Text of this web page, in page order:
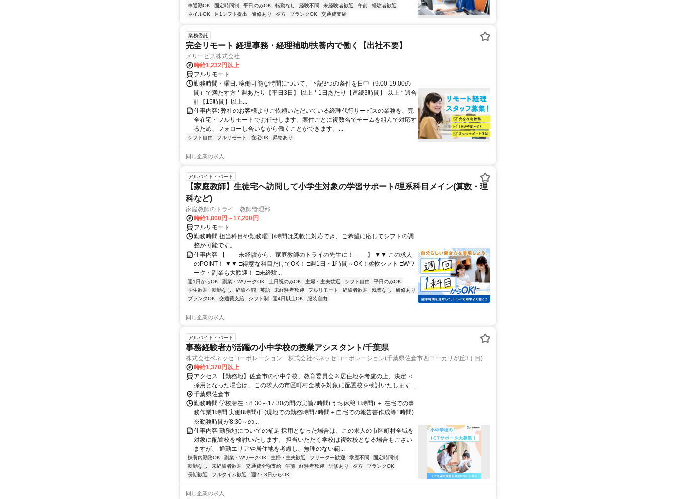
車通勤OK
固定時間制 平日のみOK 転勤なし 経験不問 未経験者歓迎 午前
経験者歓迎
ネイルOK
月1シフト提出 研修あり 夕方 ブランクOK 交通費支給
業務委託
完全リモート 経理事務・経理補助/扶養内で働く【出社不要】
メリービズ株式会社
時給1,232円以上
フルリモート
勤務時間・曜日: 稼働可能な時間について、下記3つの条件を日中（9:00-19:00の
間）で満たす方 * 週あたり【平日3日】 以上 * 1日あたり【連続3時間】 以上 * 週合
計【15時間】以上...
仕事内容: 弊社のお客様よりご依頼いただいている経理代行サービスの業務を、完
全在宅・フルリモートでお任せします。案件ごとに複数名でチームを組んで対応す
るため、フォローし合いながら働くことができます。...
シフト自由 フルリモート 在宅OK 昇給あり
同じ企業の求人
アルバイト・パート
【家庭教師】生徒宅へ訪問して小学生対象の学習サポート/理系科目メイン(算数・理
科など)
家庭教師のトライ 教師管理部
時給1,800円～17,200円
フルリモート
勤務時間 担当科目や勤務曜日/時間は柔軟に対応でき、ご希望に応じてシフトの調
整が可能です。
仕事内容 【―― 未経験から、家庭教師のトライの先生に！ ――】 ▼▼ この求人
のPOINT！ ▼▼ □得意な科目だけでOK！ □週1日・1時間～OK！柔軟シフト □Wワ
ーク・副業も大歓迎！ □未経験...
週1日からOK 副業・WワークOK 土日祝のみOK 主婦・主夫歓迎 シフト自由
平日のみOK
学生歓迎
転勤なし 経験不問 英語 未経験者歓迎 フルリモート 経験者歓迎 残業なし
研修あり
ブランクOK
交通費支給 シフト制 週4日以上OK 服装自由
同じ企業の求人
アルバイト・パート
事務経験者が活躍の小中学校の授業アシスタント/千葉県
株式会社ベネッセコーポレーション 株式会社ベネッセコーポレーション(千葉県佐倉市西ユーカリが丘3丁目)
時給1,370円以上
アクセス 【勤務地】佐倉市の小中学校、教育委員会※居住地を考慮の上、決定 ＜
採用となった場合は、この求人の市区町村全域を対象に配置校を検討いたします。
担当いただく学校は複数校となる場合もございますが、通勤エリアや居住地を考慮
し、無理のない範囲でご勤務いただけるよう、最終的にはご相談の上で決定いたし
ます。＞
千葉県佐倉市
勤務時間 学校滞在：8:30～17:30の間の実働7時間(うち休憩１時間) ＋ 在宅での事
務作業1時間 実働8時間/日(現地での勤務時間7時間＋自宅での報告書作成等1時間)
※勤務時間が8:30～の...
仕事内容 勤務地についての補足 採用となった場合は、この求人の市区町村全域を
対象に配置校を検討いたします。 担当いただく学校は複数校となる場合もござい
ますが、 通勤エリアや居住地を考慮し、無理のない範...
扶養内勤務OK 副業・WワークOK 主婦・主夫歓迎 フリーター歓迎 学歴不問
固定時間制
転勤なし
未経験者歓迎 交通費全額支給 午前 経験者歓迎 研修あり 夕方
ブランクOK
長期歓迎
フルタイム歓迎 週2・3日からOK
同じ企業の求人